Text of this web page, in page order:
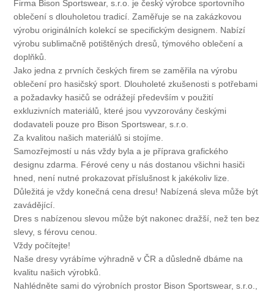
Firma Bison Sportswear, s.r.o. je český výrobce sportovního
oblečení s dlouholetou tradicí. Zaměřuje se na zakázkovou
výrobu originálních kolekcí se specifickým designem. Nabízí
výrobu sublimačně potištěných dresů, týmového oblečení a
doplňků.
Jako jedna z prvních českých firem se zaměřila na výrobu
oblečení pro hasičský sport. Dlouholeté zkušenosti s potřebami
a požadavky hasičů se odrážejí především v použití
exkluzivních materiálů, které jsou vyvzorovány českými
dodavateli pouze pro Bison Sportswear, s.r.o.
Za kvalitou našich materiálů si stojíme.
Samozřejmostí u nás vždy byla a je příprava grafického
designu zdarma. Férové ceny u nás dostanou všichni hasiči
hned, není nutné prokazovat příslušnost k jakékoliv lize.
Důležitá je vždy konečná cena dresu! Nabízená sleva může být
zavádějící.
Dres s nabízenou slevou může být nakonec dražší, než ten bez
slevy, s férovu cenou.
Vždy počítejte!
Naše dresy vyrábíme výhradně v ČR a důsledně dbáme na
kvalitu našich výrobků.
Nahlédněte sami do výrobních prostor Bison Sportswear, s.r.o.,